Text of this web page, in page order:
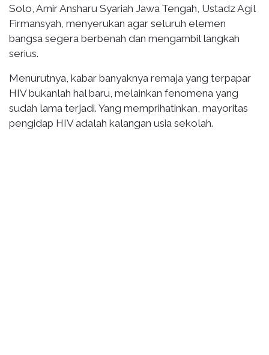
Solo, Amir Ansharu Syariah Jawa Tengah, Ustadz Agil
Firmansyah, menyerukan agar seluruh elemen
bangsa segera berbenah dan mengambil langkah
serius.
Menurutnya, kabar banyaknya remaja yang terpapar
HIV bukanlah hal baru, melainkan fenomena yang
sudah lama terjadi. Yang memprihatinkan, mayoritas
pengidap HIV adalah kalangan usia sekolah.